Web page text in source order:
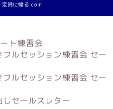
時に帰る.com
ト練習会
ルセッション練習会 セー
ルセッション練習会 セー
セールスレター